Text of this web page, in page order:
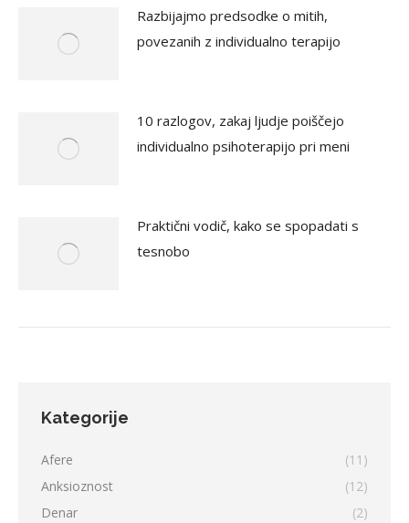
Razbijajmo predsodke o mitih,
povezanih z individualno terapijo
10 razlogov, zakaj ljudje poiščejo
individualno psihoterapijo pri meni
Praktični vodič, kako se spopadati s
tesnobo
Kategorije
Afere
(11)
Anksioznost
(12)
Denar
(2)